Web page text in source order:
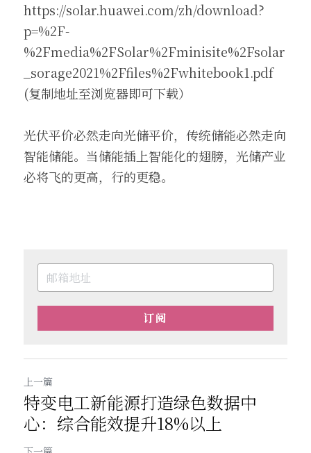
https://solar.huawei.com/zh/download?
p=%2F-
%2Fmedia%2FSolar%2Fminisite%2Fsolar
_sorage2021%2Ffiles%2Fwhitebook1.pdf
(复制地址至浏览器即可下载）
光伏平价必然走向光储平价，传统储能必然走向
智能储能。当储能插上智能化的翅膀，光储产业
必将飞的更高，行的更稳。
订阅
上一篇
特变电工新能源打造绿色数据中
心：综合能效提升18%以上